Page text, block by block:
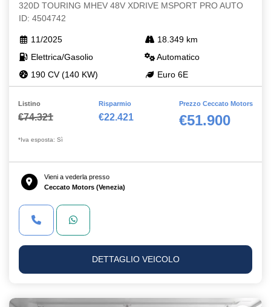
320D TOURING MHEV 48V XDRIVE MSPORT PRO AUTO
ID: 4504742
11/2025
18.349 km
Elettrica/Gasolio
Automatico
190 CV (140 KW)
Euro 6E
Listino
€74.321
Risparmio
€22.421
Prezzo Ceccato Motors
€51.900
*Iva esposta: Sì
Vieni a vederla presso
Ceccato Motors (Venezia)
DETTAGLIO VEICOLO